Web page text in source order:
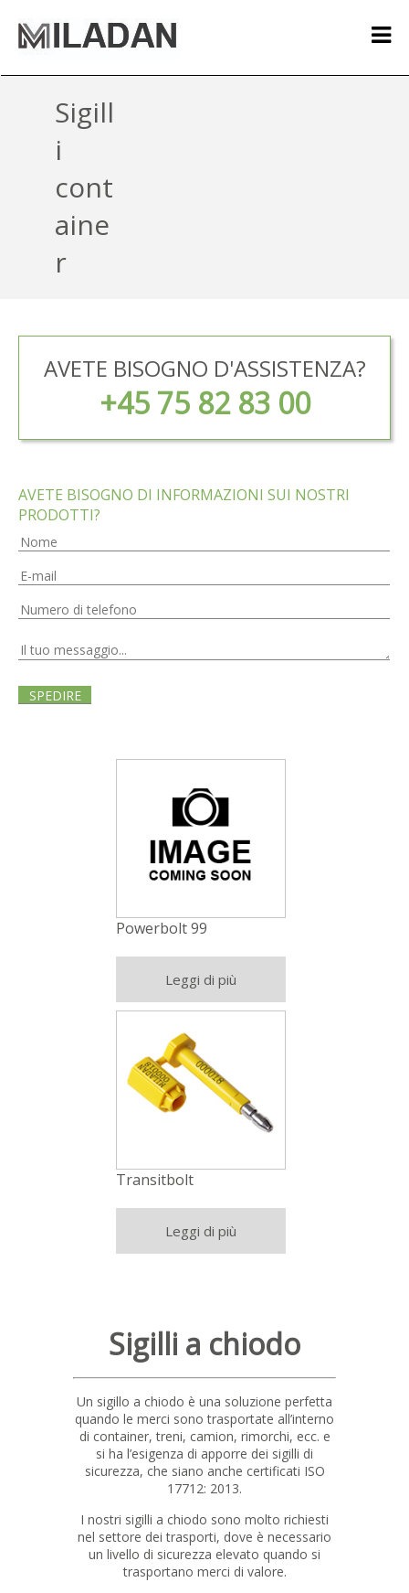
Sigill
i
cont
aine
r
AVETE BISOGNO D'ASSISTENZA?
+45 75 82 83 00
AVETE BISOGNO DI INFORMAZIONI SUI NOSTRI
PRODOTTI?
Powerbolt 99
Leggi di più
Transitbolt
Leggi di più
Sigilli a chiodo
Un sigillo a chiodo è una soluzione perfetta
quando le merci sono trasportate all’interno
di container, treni, camion, rimorchi, ecc. e
si ha l’esigenza di apporre dei sigilli di
sicurezza, che siano anche certificati ISO
17712: 2013.
I nostri sigilli a chiodo sono molto richiesti
nel settore dei trasporti, dove è necessario
un livello di sicurezza elevato quando si
trasportano merci di valore.